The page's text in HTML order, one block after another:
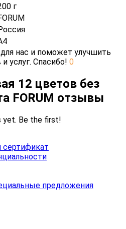
г
нас и поможет улучшить
услуг. Спасибо! 0
12 цветов без
FORUM отзывы
yet. Be the first!
сертификат
предложения